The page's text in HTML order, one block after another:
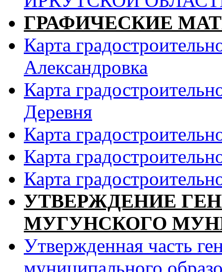
ГРАФИЧЕСКИЕ
Карта
Александровка
Карта
Деревня
Карта
Карта
Карта
УТВЕРЖДЕНИЕ
МУГУНСКОГО
Утвержденная часть